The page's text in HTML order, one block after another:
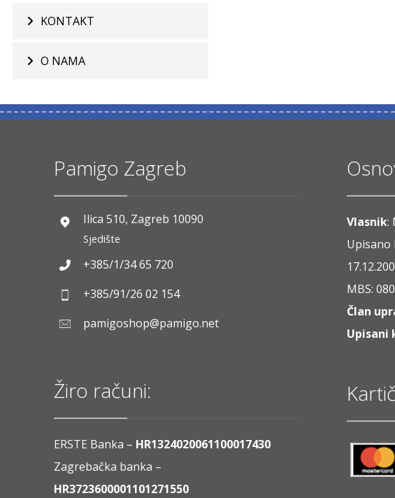
KONTAKT
O NAMA
Pamigo Zagreb
Ilica 510, Zagreb 10090
Sjedište
+385/1/34 65 720
+385/91/26 02 154
pamigoshop@pamigo.net
Žiro računi:
ERSTE Banka – HR1324020061100017430
Zagrebačka banka –
HR3723600001101271550
Vlasnik:
Upisano
MBS:
Član
Upisani